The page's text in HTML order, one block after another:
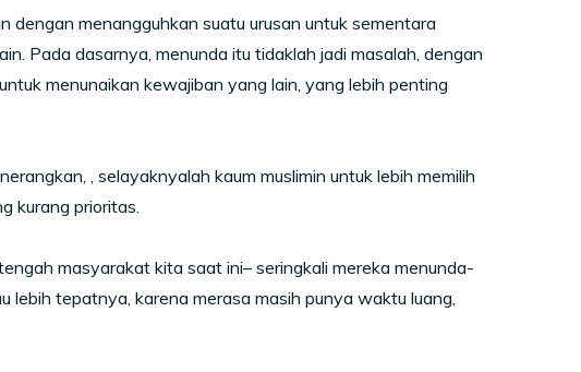
dengan menangguhkan suatu urusan untuk sementara
Pada dasarnya, menunda itu tidaklah jadi masalah, dengan
menunaikan kewajiban yang lain, yang lebih penting
, selayaknyalah kaum muslimin untuk lebih memilih
kurang prioritas.
masyarakat kita saat ini– seringkali mereka menunda-
lebih tepatnya, karena merasa masih punya waktu luang,